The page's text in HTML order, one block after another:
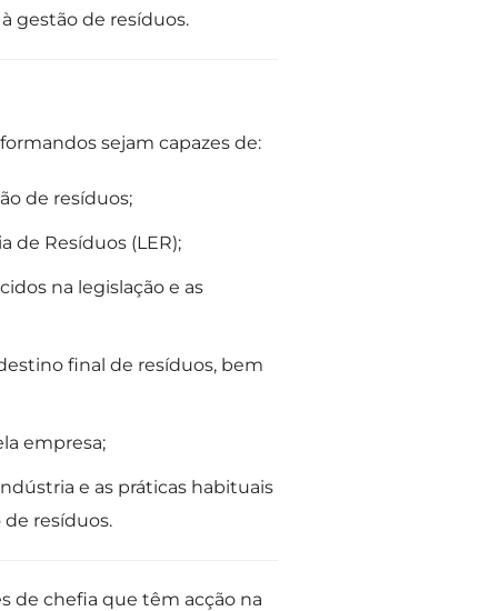
gestão de resíduos.
sejam capazes de:
de resíduos;
de Resíduos (LER);
na legislação e as
final de resíduos, bem
empresa;
e as práticas habituais
resíduos.
de chefia que têm acção na